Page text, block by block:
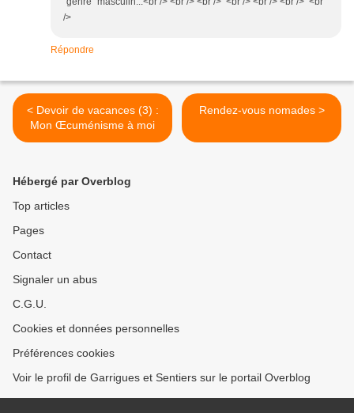
/>
Répondre
< Devoir de vacances (3) :
Mon Œcuménisme à moi
Rendez-vous nomades >
Hébergé par Overblog
Top articles
Pages
Contact
Signaler un abus
C.G.U.
Cookies et données personnelles
Préférences cookies
Voir le profil de Garrigues et Sentiers sur le portail Overblog